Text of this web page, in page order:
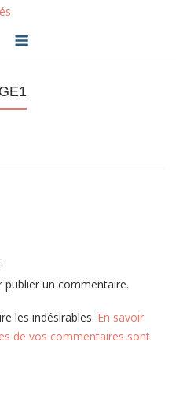
publier un commentaire.
les indésirables. En savoir
de vos commentaires sont